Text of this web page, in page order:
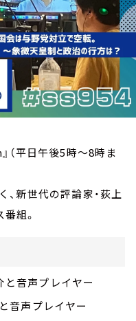
（平日午後5時～8時ま
、新世代の評論家・荻上
組。
と音声プレイヤー
声プレイヤー